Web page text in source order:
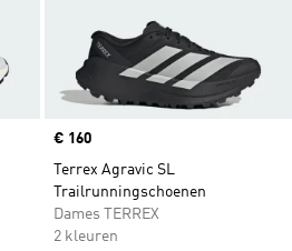
Price
€ 160
Terrex Agravic SL
Trailrunningschoenen
Dames TERREX
2 kleuren